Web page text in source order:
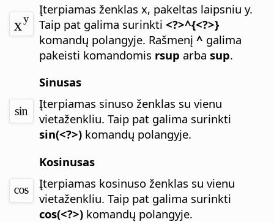
Įterpiamas ženklas x, pakeltas laipsniu y.
Taip pat galima surinkti<?>^{<?>}
komandų polangyje. Rašmenį^ galima
pakeisti komandomis rsup arbasup.
Sinusas
Įterpiamas sinuso ženklas su vienu
vietaženkliu. Taip pat galima surinkti
sin(<?>) komandų polangyje.
Kosinusas
Įterpiamas kosinuso ženklas su vienu
vietaženkliu. Taip pat galima surinkti
cos(<?>) komandų polangyje.